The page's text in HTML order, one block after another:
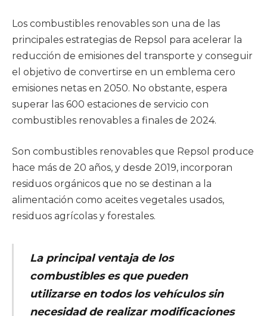
Los combustibles renovables son una de las
principales estrategias de Repsol para acelerar la
reducción de emisiones del transporte y conseguir
el objetivo de convertirse en un emblema cero
emisiones netas en 2050. No obstante, espera
superar las 600 estaciones de servicio con
combustibles renovables a finales de 2024.
Son combustibles renovables que Repsol produce
hace más de 20 años, y desde 2019, incorporan
residuos orgánicos que no se destinan a la
alimentación como aceites vegetales usados,
residuos agrícolas y forestales.
La principal ventaja de los
combustibles es que pueden
utilizarse en todos los vehículos sin
necesidad de realizar modificaciones